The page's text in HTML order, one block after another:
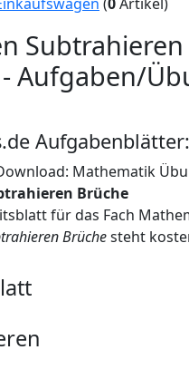
Subtrahieren
Aufgaben/
Aufgabenblätter:
Mathematik
Brüche
für das Fach
Brüchesteht